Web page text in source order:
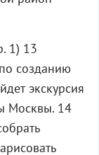
1) 13
созданию
экскурсия
Москвы. 14